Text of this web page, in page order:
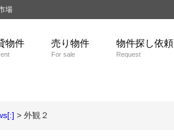
場
物件 売り物件
For sale
物件探し依頼
Request
> 外観２